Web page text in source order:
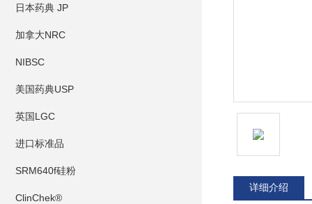
日本药典 JP
加拿大NRC
NIBSC
美国药典USP
英国LGC
进口标准品
SRM640f硅粉
ClinChek®
详细介绍